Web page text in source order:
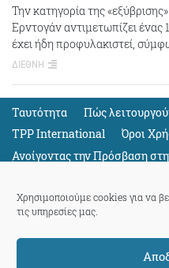
Χρησιμοποιούμε cookies για να
τις υπηρεσίες μας.
Την κατηγορία της
Ερντογάν αντιμετωπίζει ένας
έχει ήδη προφυλακιστεί,
ΔΙΕΘΝΗ
Ταυτότητα Πώς
TPP International
Όροι
Ανοίγοντας την Πρόσβαση
Όλους